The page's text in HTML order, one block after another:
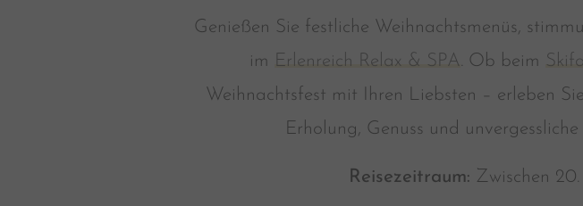
Genießen Sie festliche Weihnachtsmenüs,
im Erlenreich Relax & SPA. Ob beim
Weihnachtsfest mit Ihren Liebsten – erleben
Erholung, Genuss und
Reisezeitraum: Zwischen